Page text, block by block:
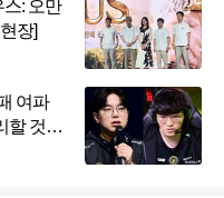
: 오만
장]
여파
할 것"